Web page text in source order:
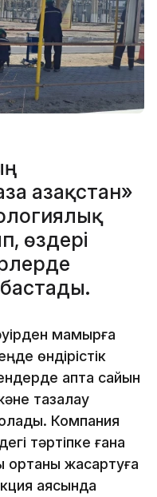
Қазақстан»
өздері
бастады.
мамырға
өндірістік
апта сайын
тазалау
Компания
тәртіпке ғана
ортаны жақсартуға
аясында